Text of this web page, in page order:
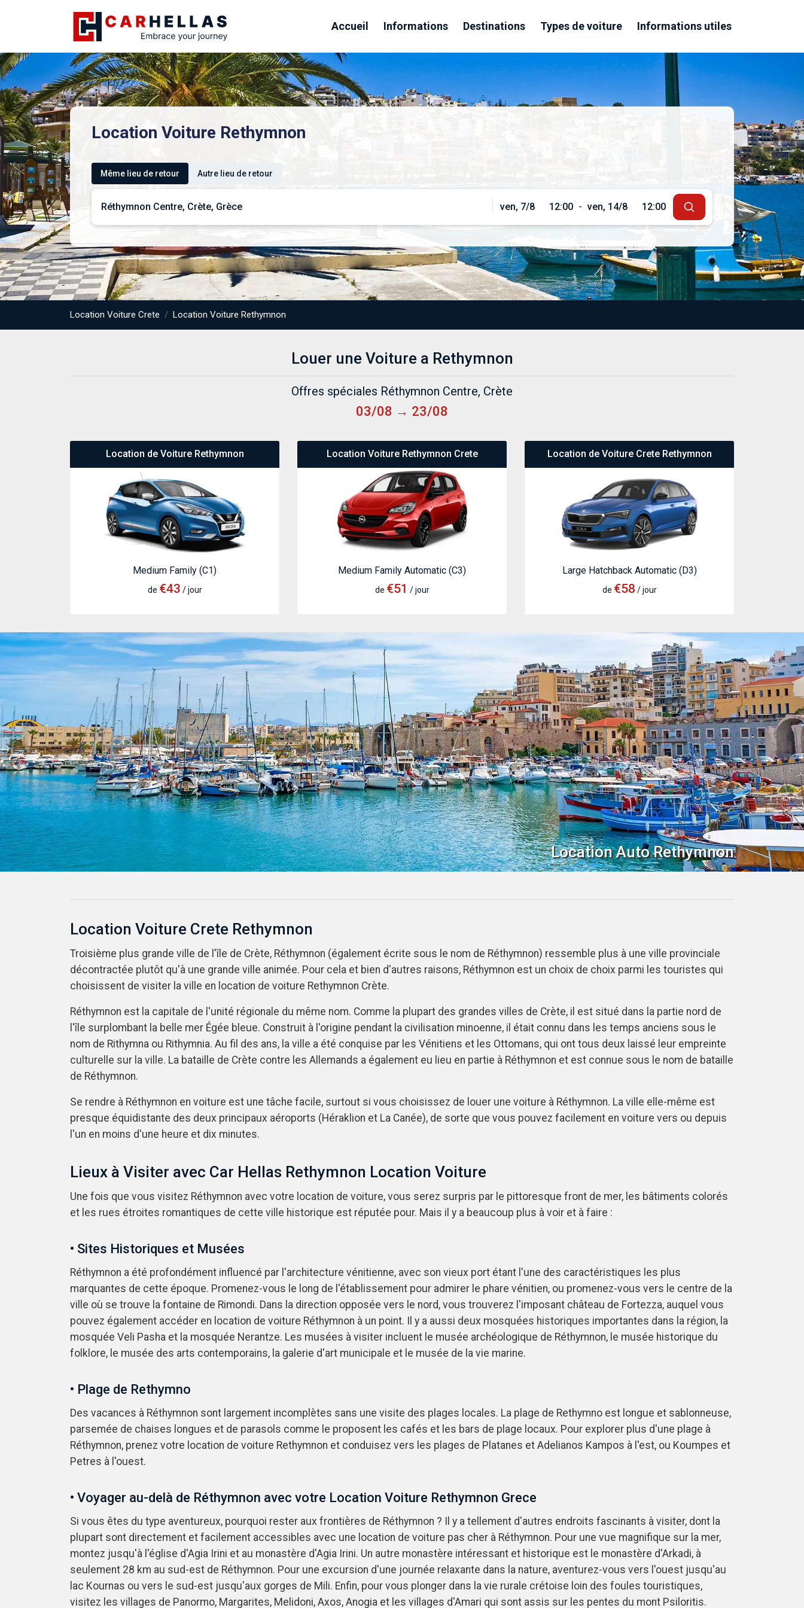
Accueil Informations Destinations Types de voiture Informations utiles
Location Voiture Rethymnon
Même lieu de retour Autre lieu de retour
ven, 7/8 12:00 - ven, 14/8 12:00
Location Voiture Crete Location Voiture Rethymnon
Louer une Voiture a Rethymnon
Offres spéciales Réthymnon Centre, Crète
03/08 → 23/08
Location de Voiture Rethymnon
Medium Family (C1)
de €43 / jour
Location Voiture Rethymnon Crete
Medium Family Automatic (C3)
de €51 / jour
Location de Voiture Crete Rethymnon
Large Hatchback Automatic (D3)
de €58 / jour
Location Auto Rethymnon
Location Voiture Crete Rethymnon
Troisième plus grande ville de l'île de Crète, Réthymnon (également écrite sous le nom de Réthymnon) ressemble plus à une ville provinciale
décontractée plutôt qu'à une grande ville animée. Pour cela et bien d'autres raisons, Réthymnon est un choix de choix parmi les touristes qui
choisissent de visiter la ville en location de voiture Rethymnon Crète.
Réthymnon est la capitale de l'unité régionale du même nom. Comme la plupart des grandes villes de Crète, il est situé dans la partie nord de
l'île surplombant la belle mer Égée bleue. Construit à l'origine pendant la civilisation minoenne, il était connu dans les temps anciens sous le
nom de Rithymna ou Rithymnia. Au fil des ans, la ville a été conquise par les Vénitiens et les Ottomans, qui ont tous deux laissé leur empreinte
culturelle sur la ville. La bataille de Crète contre les Allemands a également eu lieu en partie à Réthymnon et est connue sous le nom de bataille
de Réthymnon.
Se rendre à Réthymnon en voiture est une tâche facile, surtout si vous choisissez de louer une voiture à Réthymnon. La ville elle-même est
presque équidistante des deux principaux aéroports (Héraklion et La Canée), de sorte que vous pouvez facilement en voiture vers ou depuis
l'un en moins d'une heure et dix minutes.
Lieux à Visiter avec Car Hellas Rethymnon Location Voiture
Une fois que vous visitez Réthymnon avec votre location de voiture, vous serez surpris par le pittoresque front de mer, les bâtiments colorés
et les rues étroites romantiques de cette ville historique est réputée pour. Mais il y a beaucoup plus à voir et à faire :
• Sites Historiques et Musées
Réthymnon a été profondément influencé par l'architecture vénitienne, avec son vieux port étant l'une des caractéristiques les plus
marquantes de cette époque. Promenez-vous le long de l'établissement pour admirer le phare vénitien, ou promenez-vous vers le centre de la
ville où se trouve la fontaine de Rimondi. Dans la direction opposée vers le nord, vous trouverez l'imposant château de Fortezza, auquel vous
pouvez également accéder en location de voiture Réthymnon à un point. Il y a aussi deux mosquées historiques importantes dans la région, la
mosquée Veli Pasha et la mosquée Nerantze. Les musées à visiter incluent le musée archéologique de Réthymnon, le musée historique du
folklore, le musée des arts contemporains, la galerie d'art municipale et le musée de la vie marine.
• Plage de Rethymno
Des vacances à Réthymnon sont largement incomplètes sans une visite des plages locales. La plage de Rethymno est longue et sablonneuse,
parsemée de chaises longues et de parasols comme le proposent les cafés et les bars de plage locaux. Pour explorer plus d'une plage à
Réthymnon, prenez votre location de voiture Rethymnon et conduisez vers les plages de Platanes et Adelianos Kampos à l'est, ou Koumpes et
Petres à l'ouest.
• Voyager au-delà de Réthymnon avec votre Location Voiture Rethymnon Grece
Si vous êtes du type aventureux, pourquoi rester aux frontières de Réthymnon ? Il y a tellement d'autres endroits fascinants à visiter, dont la
plupart sont directement et facilement accessibles avec une location de voiture pas cher à Réthymnon. Pour une vue magnifique sur la mer,
montez jusqu'à l'église d'Agia Irini et au monastère d'Agia Irini. Un autre monastère intéressant et historique est le monastère d'Arkadi, à
seulement 28 km au sud-est de Réthymnon. Pour une excursion d'une journée relaxante dans la nature, aventurez-vous vers l'ouest jusqu'au
lac Kournas ou vers le sud-est jusqu'aux gorges de Mili. Enfin, pour vous plonger dans la vie rurale crétoise loin des foules touristiques,
visitez les villages de Panormo, Margarites, Melidoni, Axos, Anogia et les villages d'Amari qui sont assis sur les pentes du mont Psiloritis.